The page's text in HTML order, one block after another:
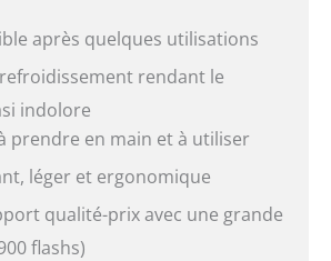
après quelques utilisations
rendant le
indolore
prendre en main et à utiliser
léger et ergonomique
qualité-prix avec une grande
flashs)